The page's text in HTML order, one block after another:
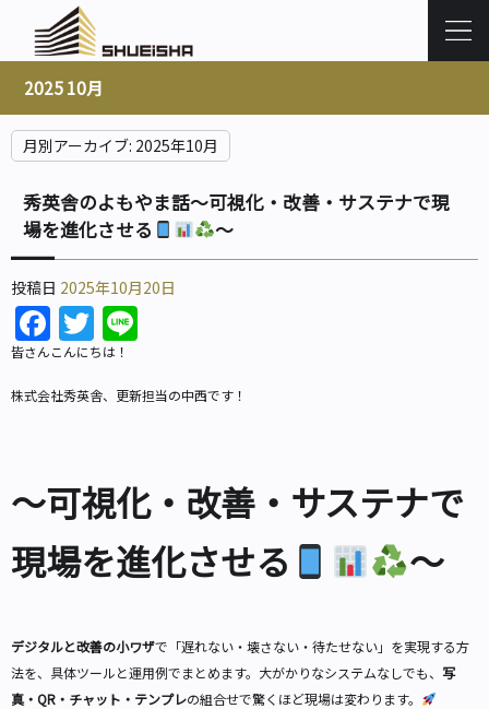
2025 10月
月別アーカイブ: 2025年10月
秀英舎のよもやま話～可視化・改善・サステナで現
場を進化させる
～
投稿日 2025年10月20日
Facebook
Twitter
皆さんこんにちは！
株式会社秀英舎、更新担当の中西です！
～可視化・改善・サステナで
現場を進化させる
～
デジタルと改善の小ワザで「遅れない・壊さない・待たせない」を実現する方
法を、具体ツールと運用例でまとめます。大がかりなシステムなしでも、 写
真・QR・チャット・テンプレの組合せで驚くほど現場は変わります。